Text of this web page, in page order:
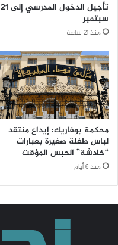
تأجيل الدخول المدرسي إلى 21
سبتمبر
منذ 21 ساعة
محكمة بوفاريك: إيداع منتقد
لباس طفلة صغيرة بعبارات
“خادشة” الحبس المؤقت
منذ 6 أيام